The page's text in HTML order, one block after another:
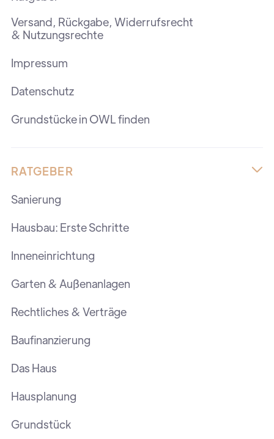
Versand, Rückgabe, Widerrufsrecht
& Nutzungsrechte
Impressum
Datenschutz
Grundstücke in OWL finden
RATGEBER 
Sanierung
Hausbau: Erste Schritte
Inneneinrichtung
Garten & Außenanlagen
Rechtliches & Verträge
Baufinanzierung
Das Haus
Hausplanung
Grundstück